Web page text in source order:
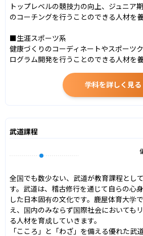
トップレベルの競技力の向上、ジュニア
のコーチングを行うことのできる人材を
■生涯スポーツ系
健康づくりのコーディネートやスポーツ
ログラム開発を行うことのできる人材を
学科を詳しく見る
武道課程
全国でも数少ない、武道が教育課程とし
す。武道は、稽古修行を通じて自らの心
した日本固有の文化です。鹿屋体育大学
え、国内のみならず国際社会においても
る人材を育成していきます。
「こころ」と「わざ」を備える優れた武